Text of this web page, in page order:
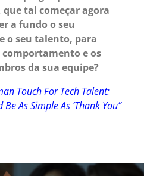
que tal começar agora
a fundo o seu
o seu talento, para
e os
da sua equipe?
Touch For Tech Talent:
As Simple As ‘Thank You”